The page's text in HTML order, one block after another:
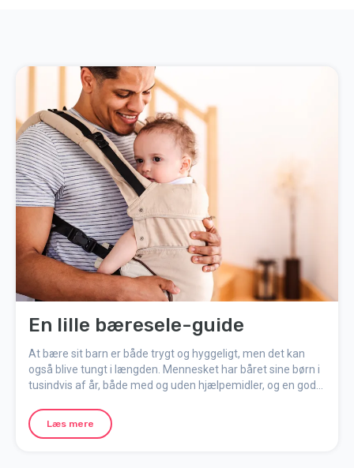
En lille bæresele-guide
At bære sit barn er både trygt og hyggeligt, men det kan
også blive tungt i længden. Mennesket har båret sine børn i
tusindvis af år, både med og uden hjælpemidler, og en god
– for dig og dit barn.
Læs mere